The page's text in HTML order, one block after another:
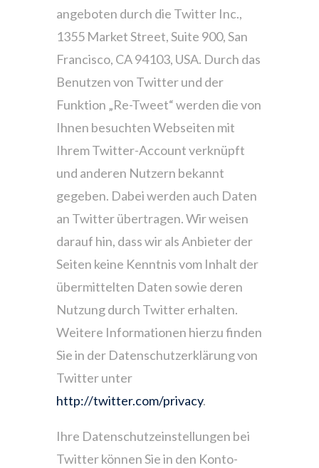
angeboten durch die Twitter Inc.,
1355 Market Street, Suite 900, San
Francisco, CA 94103, USA. Durch das
Benutzen von Twitter und der
Funktion „Re-Tweet“ werden die von
Ihnen besuchten Webseiten mit
Ihrem Twitter-Account verknüpft
und anderen Nutzern bekannt
gegeben. Dabei werden auch Daten
an Twitter übertragen. Wir weisen
darauf hin, dass wir als Anbieter der
Seiten keine Kenntnis vom Inhalt der
übermittelten Daten sowie deren
Nutzung durch Twitter erhalten.
Weitere Informationen hierzu finden
Sie in der Datenschutzerklärung von
Twitter unter
http://twitter.com/privacy.
Ihre Datenschutzeinstellungen bei
Twitter können Sie in den Konto-